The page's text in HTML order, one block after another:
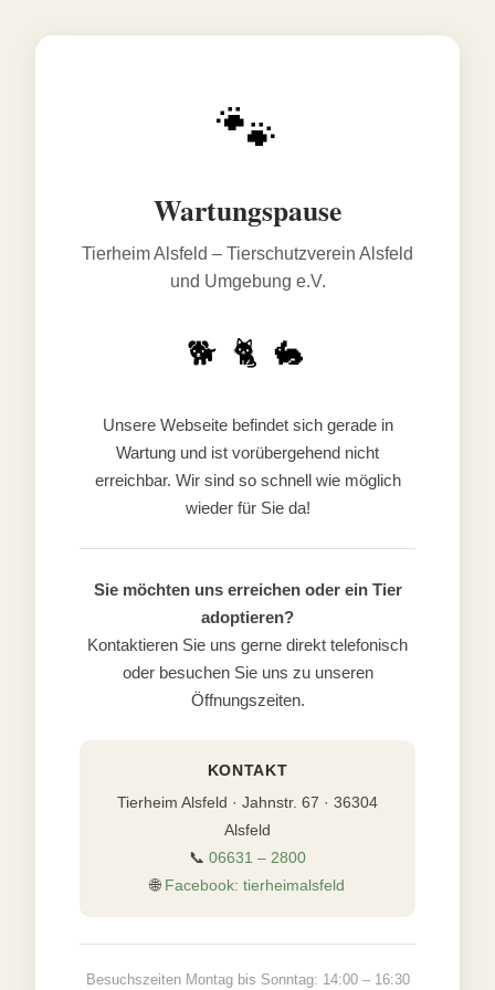
🐾
Wartungspause
Tierheim Alsfeld – Tierschutzverein Alsfeld
und Umgebung e.V.
🐕 🐈 🐇
Unsere Webseite befindet sich gerade in
Wartung und ist vorübergehend nicht
erreichbar. Wir sind so schnell wie möglich
wieder für Sie da!
Sie möchten uns erreichen oder ein Tier
adoptieren?
Kontaktieren Sie uns gerne direkt telefonisch
oder besuchen Sie uns zu unseren
Öffnungszeiten.
KONTAKT
Tierheim Alsfeld · Jahnstr. 67 · 36304
Alsfeld
📞 06631 – 2800
🌐 Facebook: tierheimalsfeld
Besuchszeiten Montag bis Sonntag: 14:00 – 16:30